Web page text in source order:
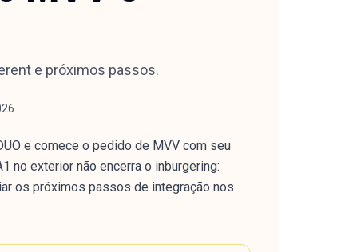
e próximos passos.
e comece o pedido de MVV com seu
no exterior não encerra o inburgering:
os próximos passos de integração nos